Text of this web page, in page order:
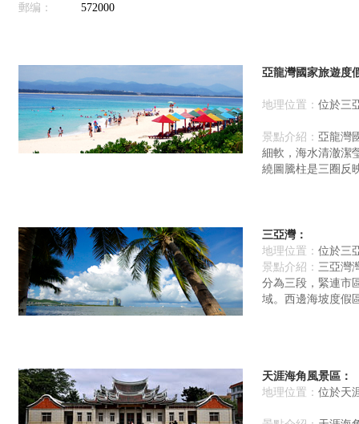
郵编： 572000
亞龍灣國家旅遊度
地理位置： 位於三
景點介紹： 亞龍灣
細軟，海水清澈潔
繞圖騰柱是三圈反
三亞灣：
地理位置： 位於三
景點介紹： 三亞灣
分為三段，緊連市
域。西邊海坡度假
天涯海角風景區 ：
地理位置： 位於天